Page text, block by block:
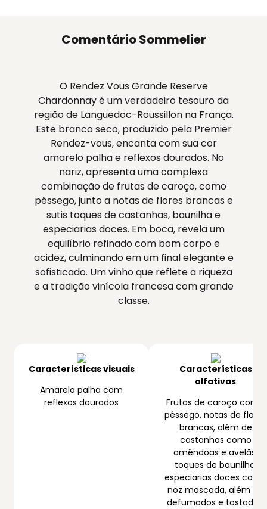
Comentário Sommelier
O Rendez Vous Grande Reserve
Chardonnay é um verdadeiro tesouro da
região de Languedoc-Roussillon na França.
Este branco seco, produzido pela Premier
Rendez-vous, encanta com sua cor
amarelo palha e reflexos dourados. No
nariz, apresenta uma complexa
combinação de frutas de caroço, como
pêssego, junto a notas de flores brancas e
sutis toques de castanhas, baunilha e
especiarias doces. Em boca, revela um
equilíbrio refinado com bom corpo e
acidez, culminando em um final elegante e
sofisticado. Um vinho que reflete a riqueza
e a tradição vinícola francesa com grande
classe.
Características visuais
Amarelo palha com
reflexos dourados
Características
olfativas
Frutas de caroço como
pêssego, notas de flores
brancas, além de
castanhas como
amêndoas e avelãs,
toques de baunilha,
especiarias doces como
noz moscada, além de
defumados e tostados.